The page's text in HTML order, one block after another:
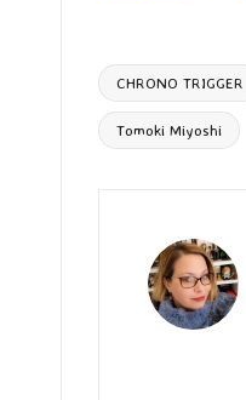
o
o
k
d
o
n
l
Tags:
CHRONO TRIGGER
Tomoki Miyoshi